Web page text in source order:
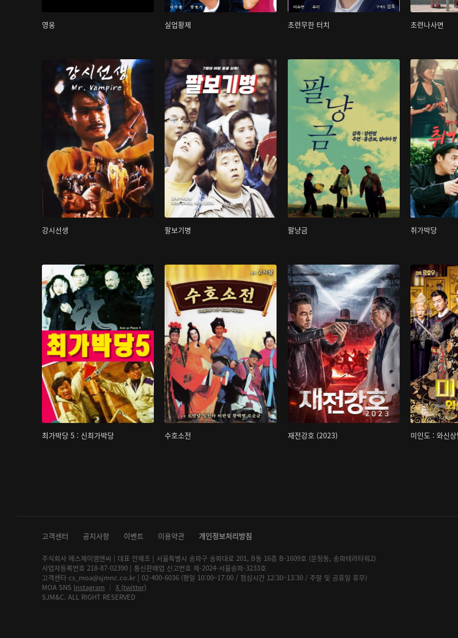
영웅 실업황제 초련무한 터치 초련나사면
강시선생 팔보기병 팔냥금 취가박당
최가박당 5 : 신최가박당 수호소전 재전강호 (2023) 미인도 : 와신
고객센터 공지사항 이벤트 이용약관 개인정보처리방침
주식회사 에스제이엠엔씨 | 대표 안해조 | 서울특별시 송파구 송파대로 201, B동 16층 B-1609호 (문정동, 송파테라타워2)
사업자등록번호 218-87-02390 | 통신판매업 신고번호 제-2024-서울송파-3233호
고객센터 cs_moa@sjmnc.co.kr | 02-400-6036 (평일 10:00~17:00 / 점심시간 12:30~13:30 / 주말 및 공휴일 휴무)
MOA SNS Instagram │ X (twitter)
SJM&C. ALL RIGHT RESERVED